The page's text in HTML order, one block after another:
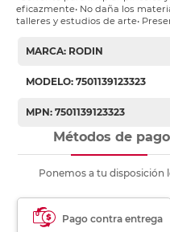
eficazmente• No daña los
talleres y estudios de arte•
MARCA: RODIN
MODELO: 7501139123323
MPN: 7501139123323
Métodos de pago
Ponemos a tu disposición
Pago contra entrega